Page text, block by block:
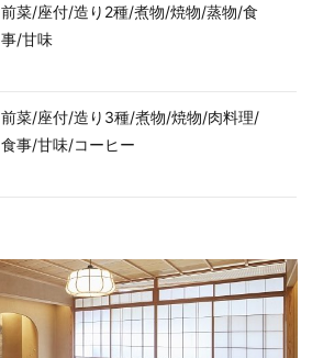
前菜/座付/造り2種/煮物/焼物/蒸物/食
事/甘味
前菜/座付/造り3種/煮物/焼物/肉料理/
食事/甘味/コーヒー